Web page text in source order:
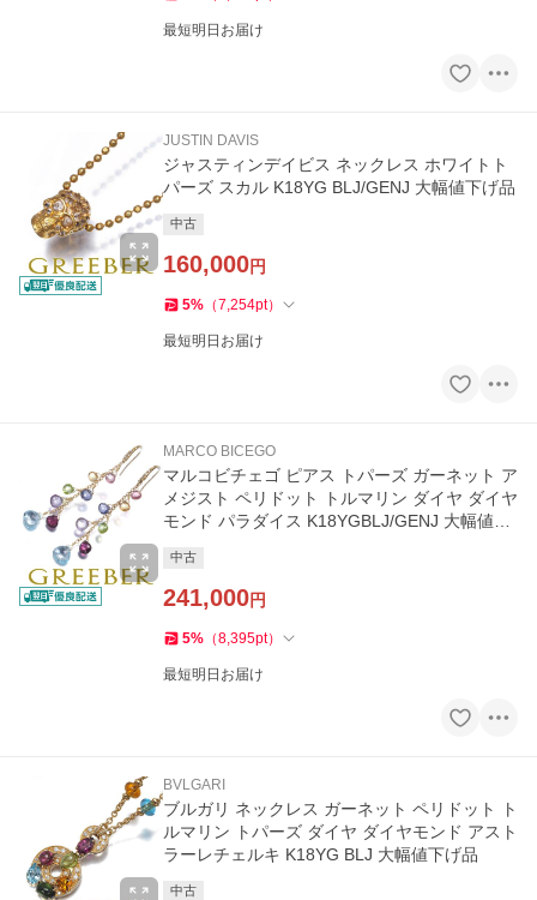
最短明日お届け
JUSTIN DAVIS
ジャスティンデイビス ネックレス ホワイトト
パーズ スカル K18YG BLJ/GENJ 大幅値下げ品
中古
160,000円
5% （7,254pt）
最短明日お届け
MARCO BICEGO
マルコビチェゴ ピアス トパーズ ガーネット ア
メジスト ペリドット トルマリン ダイヤ ダイヤ
モンド パラダイス K18YGBLJ/GENJ 大幅値下
中古
241,000円
5% （8,395pt）
最短明日お届け
BVLGARI
ブルガリ ネックレス ガーネット ペリドット ト
ルマリン トパーズ ダイヤ ダイヤモンド アスト
ラーレチェルキ K18YG BLJ 大幅値下げ品
中古